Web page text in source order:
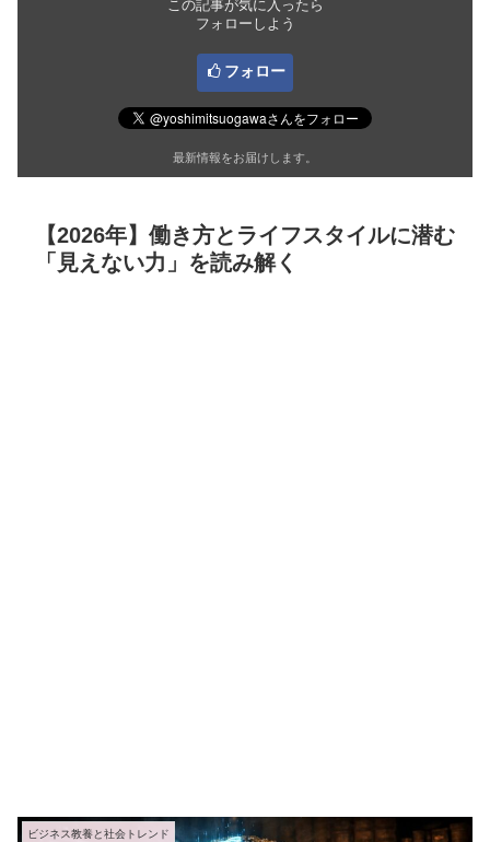
この記事が気に入ったら
フォローしよう
フォロー
最新情報をお届けします。
【2026年】働き方とライフスタイルに潜む
「見えない力」を読み解く
ビジネス教養と社会トレンド